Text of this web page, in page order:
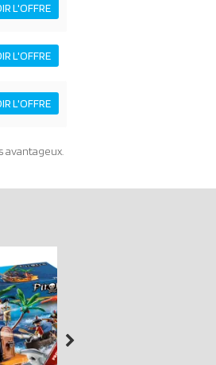
L'OFFRE
L'OFFRE
L'OFFRE
avantageux.